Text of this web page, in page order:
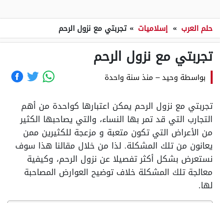
حلم العرب » إسلاميات » تجربتي مع نزول الرحم
تجربتي مع نزول الرحم
بواسطة وحيد– منذ سنة واحدة
تجربتي مع نزول الرحم يمكن اعتبارها كواحدة من أهم
التجارب التي قد تمر بها النساء، والتي يصاحبها الكثير
من الأعراض التي تكون متعبة و مزعجة للكثيرين ممن
يعانون من تلك المشكلة. لذا من خلال مقالنا هذا سوف
نستعرض بشكل أكثر تفصيلا عن نزول الرحم، وكيفية
معالجة تلك المشكلة خلاف توضيح العوارض المصاحبة
لها.